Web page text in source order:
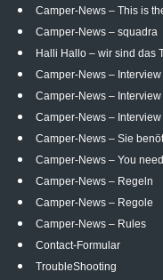
Camper-News – This is
Camper-News – squadra
Halli Hallo – wir sind das
Camper-News –
Camper-News –
Camper-News – Interview
Camper-News – Sie
Camper-News – You
Camper-News – Regeln
Camper-News – Regole
Camper-News – Rules
Contact-Formular
TroubleShooting